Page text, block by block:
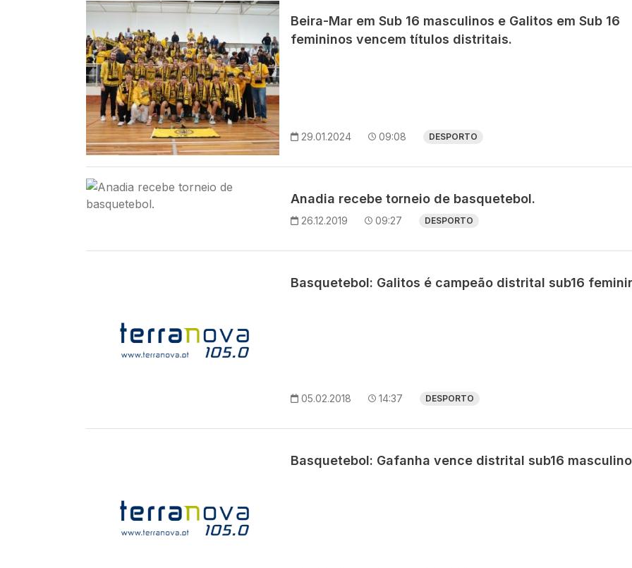
Imagem
Beira-Mar em Sub 16 masculinos e Galitos em Sub 16
femininos vencem títulos distritais.
29.01.2024 09:08 DESPORTO
Imagem
Anadia recebe torneio de basquetebol.
26.12.2019 09:27 DESPORTO
Basquetebol: Galitos é campeão distrital sub16
05.02.2018 14:37 DESPORTO
Basquetebol: Gafanha vence distrital sub16